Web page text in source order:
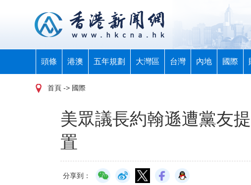
頭條 港澳 五年規劃 大灣區 台灣 內地 國際
首頁 -> 國際
美眾議長約翰遜遭黨友
置
分享到：